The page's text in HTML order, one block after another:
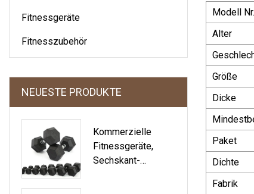
Fitnessgeräte
Fitnesszubehör
NEUESTE PRODUKTE
Kommerzielle
Fitnessgeräte,
Sechskant-
Modell Nr.
Alter
Größe
Dicke
Paket
Dichte
Fabrik